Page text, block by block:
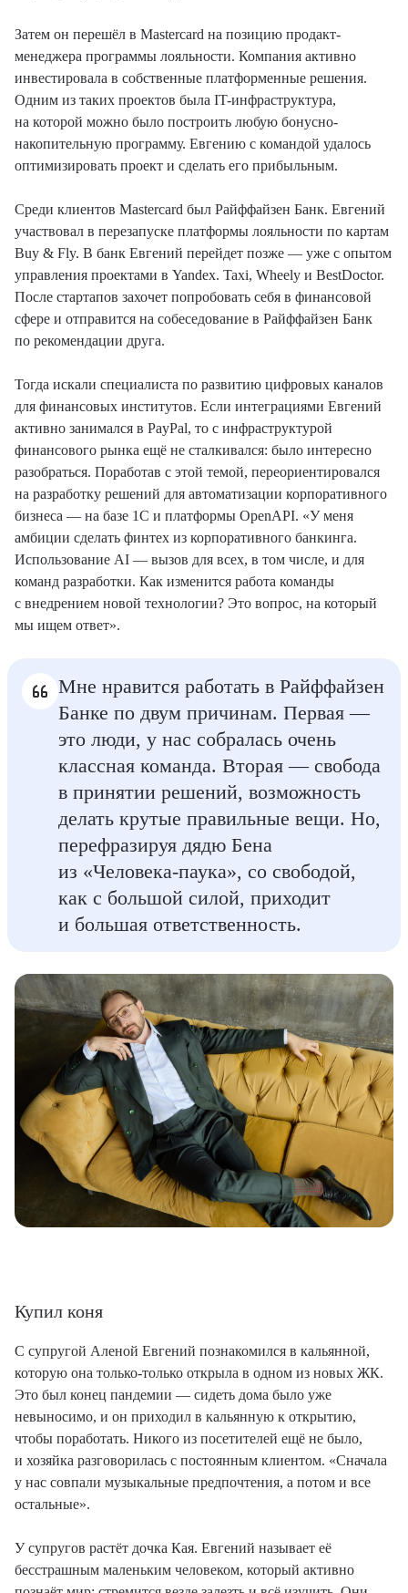
Затем он перешёл в Mastercard на позицию продакт-
менеджера программы лояльности. Компания активно
инвестировала в собственные платформенные решения.
Одним из таких проектов была IT-инфраструктура,
на которой можно было построить любую бонусно-
накопительную программу. Евгению с командой удалось
оптимизировать проект и сделать его прибыльным.
Среди клиентов Mastercard был Райффайзен Банк. Евгений
участвовал в перезапуске платформы лояльности по картам
Buy & Fly. В банк Евгений перейдет позже — уже с опытом
управления проектами в Yandex. Taxi, Wheely и BestDoctor.
После стартапов захочет попробовать себя в финансовой
сфере и отправится на собеседование в Райффайзен Банк
по рекомендации друга.
Тогда искали специалиста по развитию цифровых каналов
для финансовых институтов. Если интеграциями Евгений
активно занимался в PayPal, то с инфраструктурой
финансового рынка ещё не сталкивался: было интересно
разобраться. Поработав с этой темой, переориентировался
на разработку решений для автоматизации корпоративного
бизнеса — на базе 1С и платформы OpenAPI. «У меня
амбиции сделать финтех из корпоративного банкинга.
Использование AI — вызов для всех, в том числе, и для
команд разработки. Как изменится работа команды
с внедрением новой технологии? Это вопрос, на который
мы ищем ответ».
Мне нравится работать в Райффайзен
Банке по двум причинам. Первая —
это люди, у нас собралась очень
классная команда. Вторая — свобода
в принятии решений, возможность
делать крутые правильные вещи. Но,
перефразируя дядю Бена
из «Человека-паука», со свободой,
как с большой силой, приходит
и большая ответственность.
Купил коня
С супругой Аленой Евгений познакомился в кальянной,
которую она только-только открыла в одном из новых ЖК.
Это был конец пандемии — сидеть дома было уже
невыносимо, и он приходил в кальянную к открытию,
чтобы поработать. Никого из посетителей ещё не было,
и хозяйка разговорилась с постоянным клиентом. «Сначала
у нас совпали музыкальные предпочтения, а потом и все
остальные».
У супругов растёт дочка Кая. Евгений называет её
бесстрашным маленьким человеком, который активно